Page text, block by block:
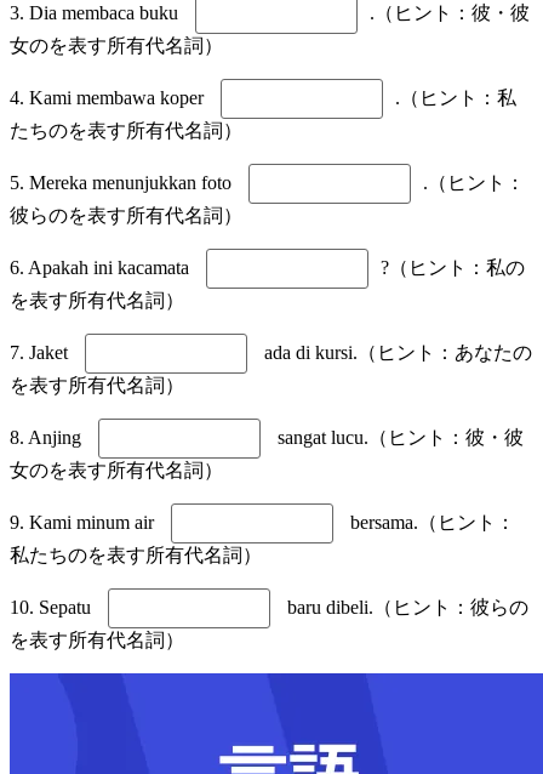
3. Dia membaca buku
.（ヒント：彼・彼
女のを表す所有代名詞）
4. Kami membawa koper
.（ヒント：私
たちのを表す所有代名詞）
5. Mereka menunjukkan foto
.（ヒント：
彼らのを表す所有代名詞）
6. Apakah ini kacamata
?（ヒント：私の
を表す所有代名詞）
7. Jaket
ada di kursi.（ヒント：あなたの
を表す所有代名詞）
8. Anjing
sangat lucu.（ヒント：彼・彼
女のを表す所有代名詞）
9. Kami minum air
bersama.（ヒント：
私たちのを表す所有代名詞）
10. Sepatu
baru dibeli.（ヒント：彼らの
を表す所有代名詞）